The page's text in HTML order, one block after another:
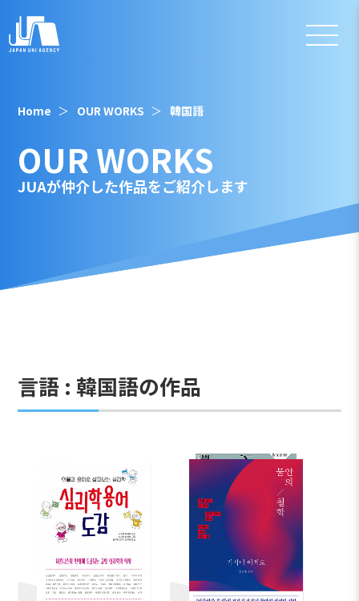
Home OUR WORKS 韓国語
OUR WORKS
JUAが仲介した作品をご紹介します
言語 : 韓国語の作品